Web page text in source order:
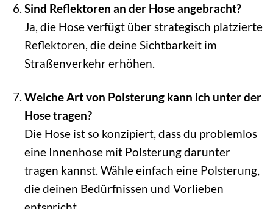
Sind Reflektoren an der Hose angebracht?
Ja, die Hose verfügt über strategisch platzierte
Reflektoren, die deine Sichtbarkeit im
Straßenverkehr erhöhen.
Welche Art von Polsterung kann ich unter der
Hose tragen?
Die Hose ist so konzipiert, dass du problemlos
eine Innenhose mit Polsterung darunter
tragen kannst. Wähle einfach eine Polsterung,
die deinen Bedürfnissen und Vorlieben